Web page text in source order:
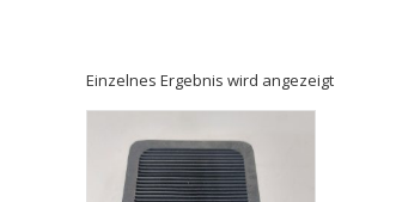
Einzelnes Ergebnis wird angezeigt